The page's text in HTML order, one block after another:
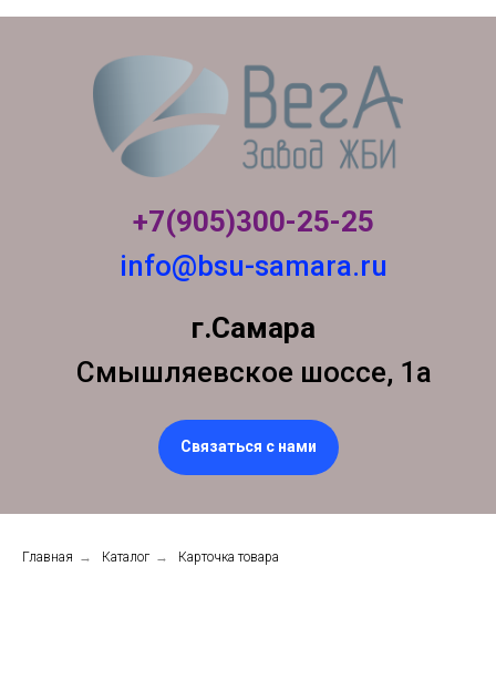
+7(905)300-25-25
info@bsu-samara.ru
г.Самара
Смышляевское шоссе, 1а
Связаться с нами
Главная → Каталог → Карточка товара